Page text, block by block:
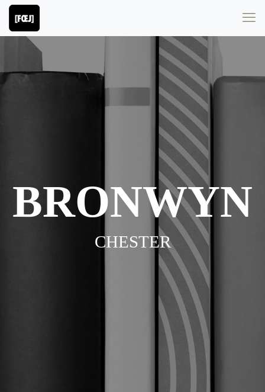
BRONWYN
CHESTER